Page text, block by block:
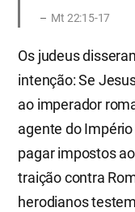
Mt 22:15-17
Os judeus
intenção: Se
ao imperador
agente do
pagar impostos
traição contra
herodianos